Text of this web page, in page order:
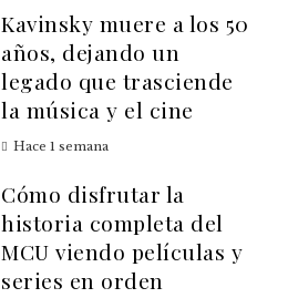
Kavinsky muere a los 50
años, dejando un
legado que trasciende
la música y el cine
Hace 1 semana
Cómo disfrutar la
historia completa del
MCU viendo películas y
series en orden